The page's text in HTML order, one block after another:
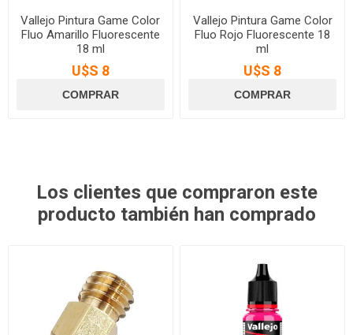
Vallejo Pintura Game Color
Fluo Amarillo Fluorescente
18 ml
U$S 8
Vallejo Pintura Game Color
Fluo Rojo Fluorescente 18
ml
U$S 8
Los clientes que compraron este
producto también han comprado